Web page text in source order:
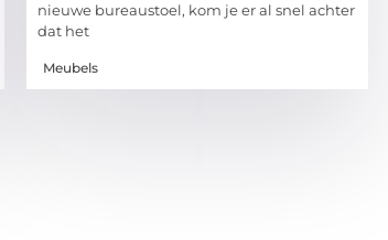
nieuwe bureaustoel, kom je er al snel achter
dat het
Meubels